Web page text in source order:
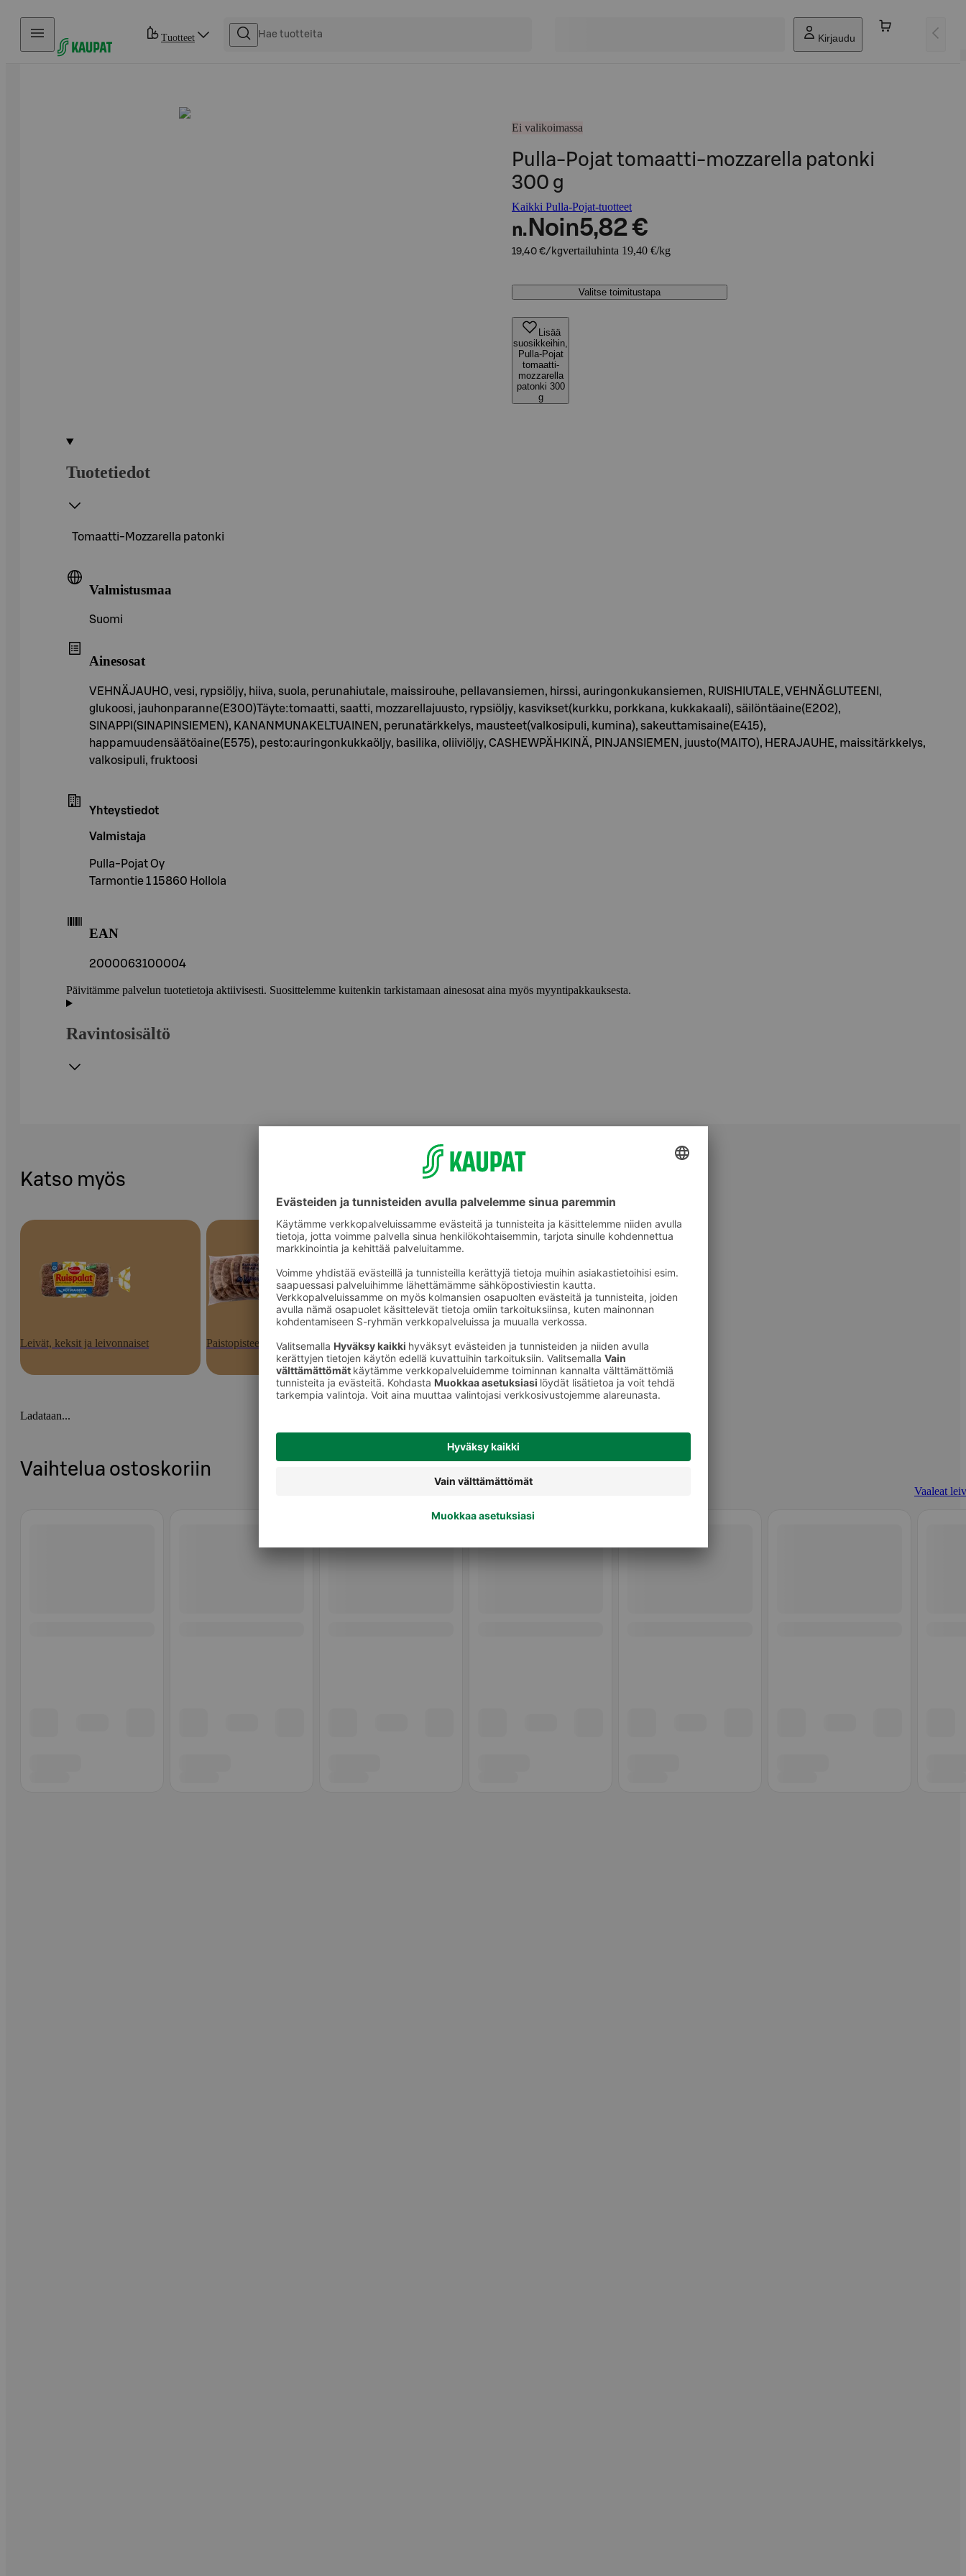
Hyppää sisältöön
Tuotteet Kirjaudu
Ei valikoimassa
Pulla-Pojat tomaatti-mozzarella patonki
300 g
Kaikki Pulla-Pojat-tuotteet
n. Noin5,82 €
19,40 €/kgvertailuhinta 19,40 €/kg
Valitse toimitustapa
Lisää
suosikkeihin,
Pulla-Pojat
tomaatti-
mozzarella
patonki 300
g
Tuotetiedot
Tomaatti-Mozzarella patonki
Valmistusmaa
Suomi
Ainesosat
VEHNÄJAUHO, vesi, rypsiöljy, hiiva, suola, perunahiutale, maissirouhe, pellavansiemen, hirssi, auringonkukansiemen, RUISHIUTALE, VEHNÄGLUTEENI,
glukoosi, jauhonparanne(E300)Täyte:tomaatti, saatti, mozzarellajuusto, rypsiöljy, kasvikset(kurkku, porkkana, kukkakaali), säilöntäaine(E202),
SINAPPI(SINAPINSIEMEN), KANANMUNAKELTUAINEN, perunatärkkelys, mausteet(valkosipuli, kumina), sakeuttamisaine(E415),
happamuudensäätöaine(E575), pesto:auringonkukkaöljy, basilika, oliiviöljy, CASHEWPÄHKINÄ, PINJANSIEMEN, juusto(MAITO), HERAJAUHE, maissitärkkelys,
valkosipuli, fruktoosi
Yhteystiedot
Valmistaja
Pulla-Pojat Oy
Tarmontie 1 15860 Hollola
EAN
2000063100004
Päivitämme palvelun tuotetietoja aktiivisesti. Suosittelemme kuitenkin tarkistamaan ainesosat aina myös myyntipakkauksesta.
Ravintosisältö
Katso myös
Leivät, keksit ja leivonnaiset Paistopisteen tuotteet Vaaleat leivät
Ladataan...
Vaihtelua ostoskoriin
Vaaleat